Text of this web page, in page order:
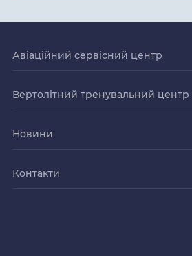
Авіаційний сервісний центр
Вертолітний тренувальний центр
Новини
Контакти